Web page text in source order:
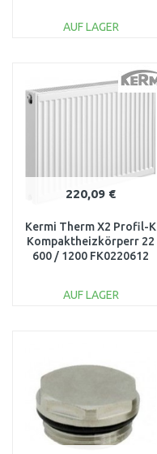
AUF LAGER
Vergleichen
220,09 €
Kermi Therm X2 Profil-K
Kompaktheizkörperr 22
600 / 1200 FK0220612
AUF LAGER
Vergleichen